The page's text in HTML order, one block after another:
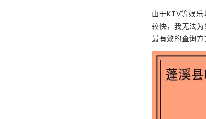
由于KTV等娱
较快，我无法
最有效的查询方